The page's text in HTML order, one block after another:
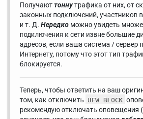
Получаюттоннутрафика от них, от
законных подключений, участников
и т. Д. Нередко можно увидеть
подключения к сети извне большие
адресов, если ваша система / сервер
Интернету, потому что этот тип
блокируется.
Теперь, чтобы ответить на ваш
том, как отключить UFW BLOCK
рекомендую отключать оповещения